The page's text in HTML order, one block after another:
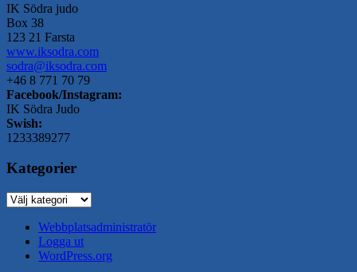
IK Södra judo
Box 38
123 21 Farsta
www.iksodra.com
sodra@iksodra.com
+46 8 771 70 79
Facebook/Instagram:
IK Södra Judo
Swish:
1233389277
Kategorier
Kategorier
Webbplatsadministratör
Logga ut
WordPress.org